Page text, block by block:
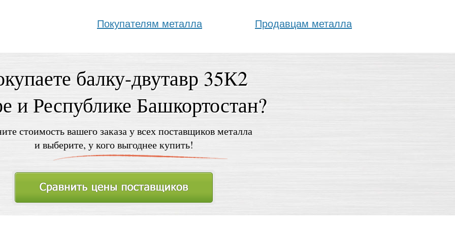
Покупателям металла Продавцам металла
балку-двутавр 35К2
и Республике Башкортостан?
стоимость вашего заказа у всех поставщиков металла
и выберите, у кого выгоднее купить!